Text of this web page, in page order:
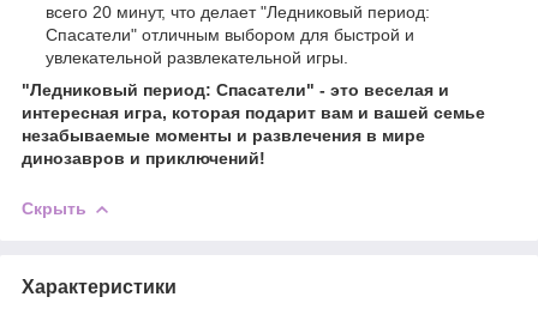
всего 20 минут, что делает "Ледниковый период:
Спасатели" отличным выбором для быстрой и
увлекательной развлекательной игры.
"Ледниковый период: Спасатели" - это веселая и
интересная игра, которая подарит вам и вашей семье
незабываемые моменты и развлечения в мире
динозавров и приключений!
Скрыть
Характеристики